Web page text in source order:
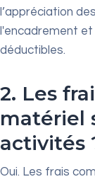
l’appréciation
l'encadrement
déductibles.
2. Les
matériel
activités
Oui. Les frais